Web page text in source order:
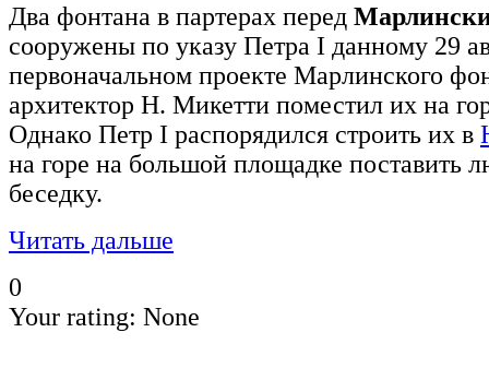
Два фонтана в партерах перед
сооружены по указу Петра I данному 29
первоначальном проекте Марлинского
архитектор Н. Микетти поместил их на
Однако Петр I распорядился строить их в
на горе на большой площадке поставить
беседку.
Читать дальше
0
Your rating: None